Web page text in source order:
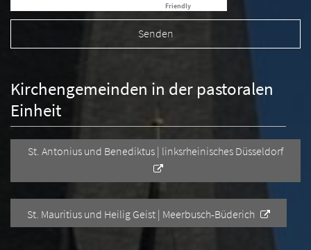
Friendly
Kirchengemeinden in der pastoralen
Einheit
St. Antonius und Benediktus | linksrheinisches Düsseldorf
St. Mauritius und Heilig Geist | Meerbusch-Büderich